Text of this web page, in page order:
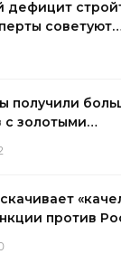
дефицит
советуют
получили
с золотыми
фоне
против